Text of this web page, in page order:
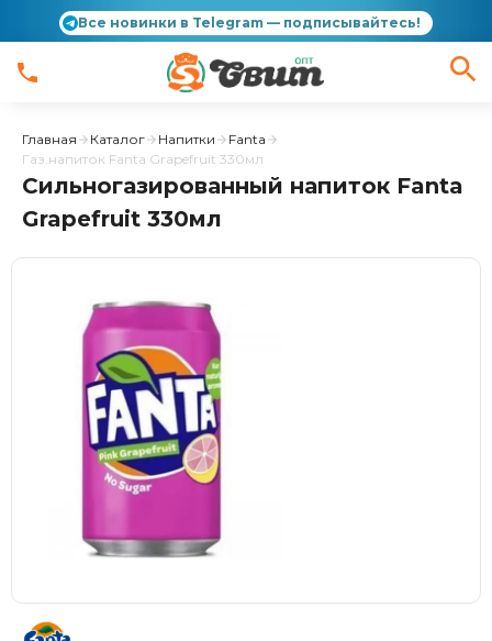
Все новинки в Telegram — подписывайтесь!
Главная Каталог Напитки
Fanta
Газ.напиток Fanta Grapefruit 330мл
Сильногазированный напиток Fanta
Grapefruit 330мл